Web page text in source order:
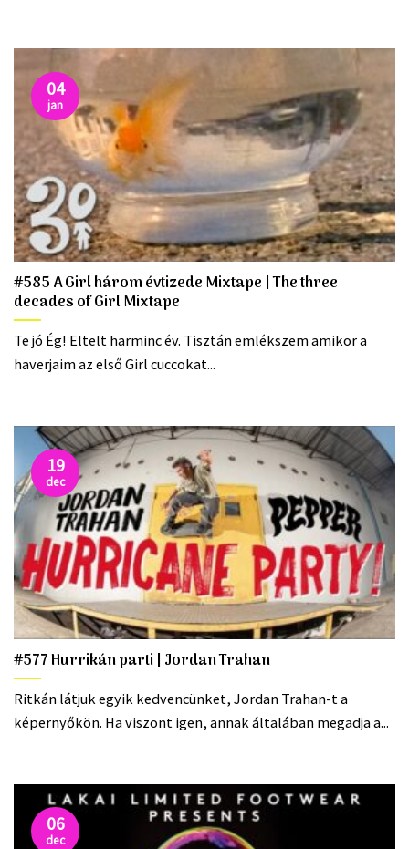
#585 A Girl három évtizede Mixtape | The three
decades of Girl Mixtape
Te jó Ég! Eltelt harminc év. Tisztán emlékszem amikor a
haverjaim az első Girl cuccokat...
04
jan
#577 Hurrikán parti | Jordan Trahan
Ritkán látjuk egyik kedvencünket, Jordan Trahan-t a
képernyőkön. Ha viszont igen, annak általában megadja a...
19
dec
06
dec